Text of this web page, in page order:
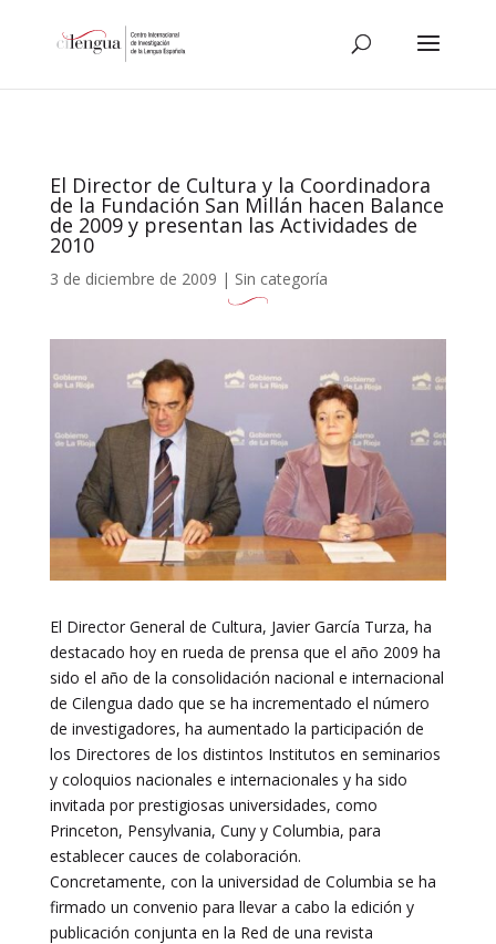
El Director de Cultura y la Coordinadora
de la Fundación San Millán hacen Balance
de 2009 y presentan las Actividades de
2010
3 de diciembre de 2009 | Sin categoría
El Director General de Cultura, Javier García Turza, ha
destacado hoy en rueda de prensa que el año 2009 ha
sido el año de la consolidación nacional e internacional
de Cilengua dado que se ha incrementado el número
de investigadores, ha aumentado la participación de
los Directores de los distintos Institutos en seminarios
y coloquios nacionales e internacionales y ha sido
invitada por prestigiosas universidades, como
Princeton, Pensylvania, Cuny y Columbia, para
establecer cauces de colaboración.
Concretamente, con la universidad de Columbia se ha
firmado un convenio para llevar a cabo la edición y
publicación conjunta en la Red de una revista